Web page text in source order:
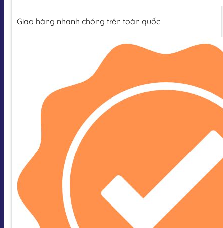
Giao hàng nhanh chóng trên toàn quốc